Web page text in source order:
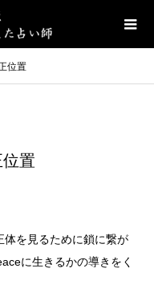
位置
置
を見るために鎖に繋が
に生きるかの導きをく